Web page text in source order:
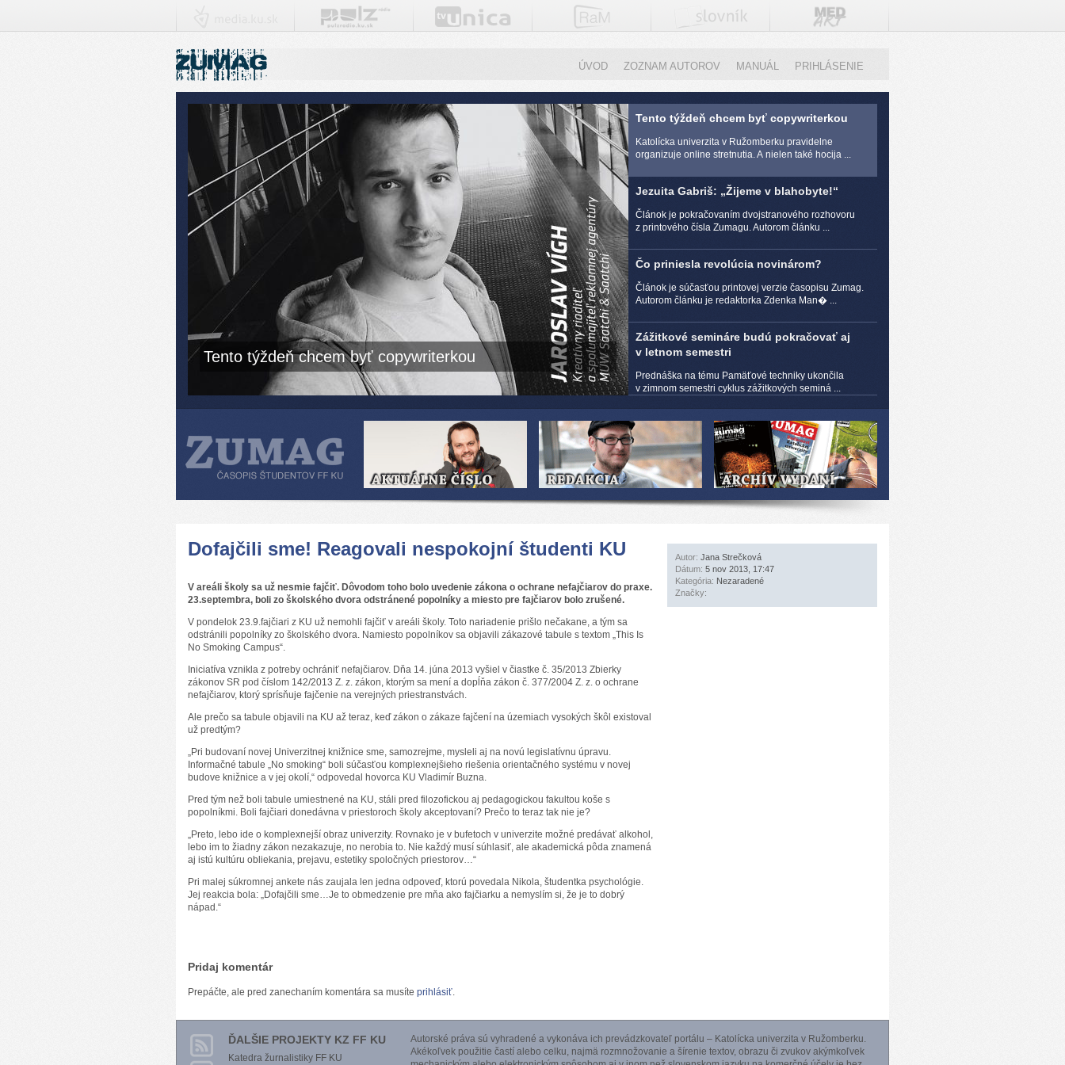
ÚVOD ZOZNAM AUTOROV MANUÁL PRIHLÁSENIE
Tento týždeň chcem byť copywriterkou
Tento týždeň chcem byť copywriterkou
Katolícka univerzita v Ružomberku pravidelne
organizuje online stretnutia. A nielen také hocija ...
Jezuita Gabriš: „Žijeme v blahobyte!“
Článok je pokračovaním dvojstranového rozhovoru
z printového čísla Zumagu. Autorom článku ...
Čo priniesla revolúcia novinárom?
Článok je súčasťou printovej verzie časopisu Zumag.
Autorom článku je redaktorka Zdenka Man� ...
Zážitkové semináre budú pokračovať aj
v letnom semestri
Prednáška na tému Pamäťové techniky ukončila
v zimnom semestri cyklus zážitkových seminá ...
Dofajčili sme! Reagovali nespokojní študenti KU
V areáli školy sa už nesmie fajčiť. Dôvodom toho bolo uvedenie zákona o ochrane nefajčiarov do praxe.
23.septembra, boli zo školského dvora odstránené popolníky a miesto pre fajčiarov bolo zrušené.
V pondelok 23.9.fajčiari z KU už nemohli fajčiť v areáli školy. Toto nariadenie prišlo nečakane, a tým sa
odstránili popolníky zo školského dvora. Namiesto popolníkov sa objavili zákazové tabule s textom „This Is
No Smoking Campus“.
Iniciatíva vznikla z potreby ochrániť nefajčiarov. Dňa 14. júna 2013 vyšiel v čiastke č. 35/2013 Zbierky
zákonov SR pod číslom 142/2013 Z. z. zákon, ktorým sa mení a dopĺňa zákon č. 377/2004 Z. z. o ochrane
nefajčiarov, ktorý sprísňuje fajčenie na verejných priestranstvách.
Ale prečo sa tabule objavili na KU až teraz, keď zákon o zákaze fajčení na územiach vysokých škôl existoval
už predtým?
„Pri budovaní novej Univerzitnej knižnice sme, samozrejme, mysleli aj na novú legislatívnu úpravu.
Informačné tabule „No smoking“ boli súčasťou komplexnejšieho riešenia orientačného systému v novej
budove knižnice a v jej okolí,“ odpovedal hovorca KU Vladimír Buzna.
Pred tým než boli tabule umiestnené na KU, stáli pred filozofickou aj pedagogickou fakultou koše s
popolníkmi. Boli fajčiari donedávna v priestoroch školy akceptovaní? Prečo to teraz tak nie je?
„Preto, lebo ide o komplexnejší obraz univerzity. Rovnako je v bufetoch v univerzite možné predávať alkohol,
lebo im to žiadny zákon nezakazuje, no nerobia to. Nie každý musí súhlasiť, ale akademická pôda znamená
aj istú kultúru obliekania, prejavu, estetiky spoločných priestorov…“
Pri malej súkromnej ankete nás zaujala len jedna odpoveď, ktorú povedala Nikola, študentka psychológie.
Jej reakcia bola: „Dofajčili sme…Je to obmedzenie pre mňa ako fajčiarku a nemyslím si, že je to dobrý
nápad.“
Pridaj komentár
Prepáčte, ale pred zanechaním komentára sa musíte prihlásiť.
Autor: Jana Strečková
Dátum: 5 nov 2013, 17:47
Kategória: Nezaradené
Značky:
ĎALŠIE PROJEKTY KZ FF KU
Katedra žurnalistiky FF KU
Autorské práva sú vyhradené a vykonáva ich prevádzkovateľ portálu – Katolícka univerzita v Ružomberku.
Akékoľvek použitie častí alebo celku, najmä rozmnožovanie a šírenie textov, obrazu či zvukov akýmkoľvek